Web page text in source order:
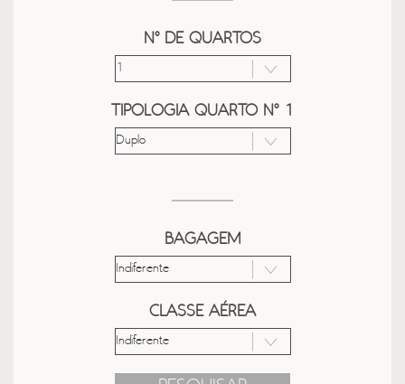
Nº DE QUARTOS
TIPOLOGIA QUARTO Nº 1
BAGAGEM
CLASSE AÉREA